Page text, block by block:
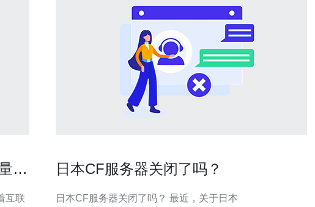
的
日本CF服务器关闭了吗？
日本CF服务器关闭了吗？ 最近，关于日本